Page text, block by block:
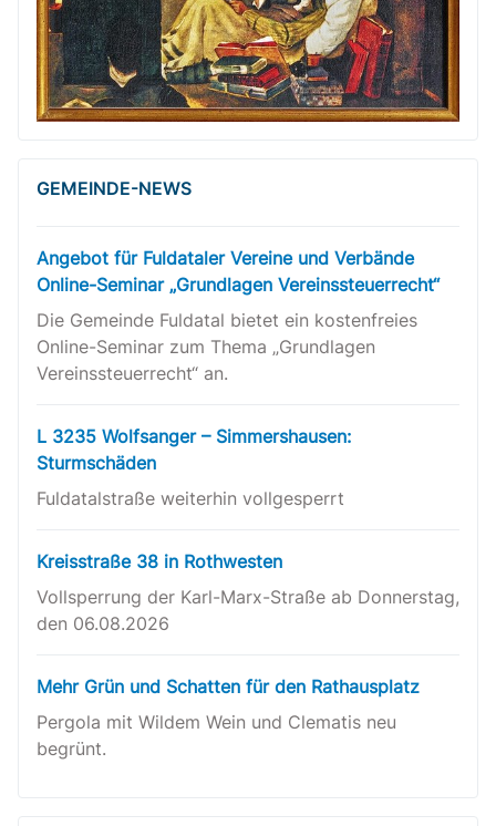
GEMEINDE-NEWS
Angebot für Fuldataler Vereine und Verbände
Online-Seminar „Grundlagen Vereinssteuerrecht“
Die Gemeinde Fuldatal bietet ein kostenfreies
Online-Seminar zum Thema „Grundlagen
Vereinssteuerrecht“ an.
L 3235 Wolfsanger – Simmershausen:
Sturmschäden
Fuldatalstraße weiterhin vollgesperrt
Kreisstraße 38 in Rothwesten
Vollsperrung der Karl-Marx-Straße ab Donnerstag,
den 06.08.2026
Mehr Grün und Schatten für den Rathausplatz
Pergola mit Wildem Wein und Clematis neu
begrünt.